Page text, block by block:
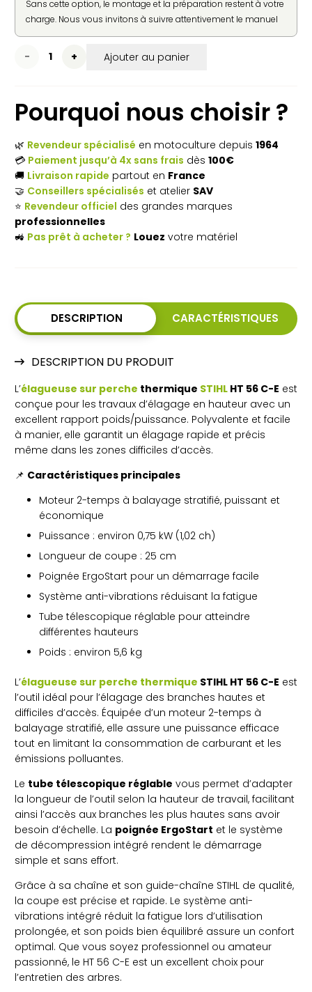
Sans cette option, le montage et la préparation restent à votre
charge. Nous vous invitons à suivre attentivement le manuel
d'utilisation fourni par le constructeur pour une mise en
service en toute sécurité.
quantité
Élagueuse
perche
thermique
STIHL
HT
Ajouter au panier
Pourquoi nous choisir ?
🌿 Revendeur spécialisé en motoculture depuis 1964
💳 Paiement jusqu’à 4x sans frais dès 100€
🚚 Livraison rapide partout en France
🤝 Conseillers spécialisés et atelier SAV
⭐ Revendeur officiel des grandes marques
professionnelles
🚜 Pas prêt à acheter ? Louez votre matériel
DESCRIPTION CARACTÉRISTIQUES
DESCRIPTION DU PRODUIT
L’élagueuse sur perche thermique STIHL HT 56 C-E est
conçue pour les travaux d’élagage en hauteur avec un
excellent rapport poids/puissance. Polyvalente et facile
à manier, elle garantit un élagage rapide et précis
même dans les zones difficiles d’accès.
📌 Caractéristiques principales
Moteur 2-temps à balayage stratifié, puissant et
économique
Puissance : environ 0,75 kW (1,02 ch)
Longueur de coupe : 25 cm
Poignée ErgoStart pour un démarrage facile
Système anti-vibrations réduisant la fatigue
Tube télescopique réglable pour atteindre
différentes hauteurs
Poids : environ 5,6 kg
L’élagueuse sur perche thermique STIHL HT 56 C-E est
l’outil idéal pour l’élagage des branches hautes et
difficiles d’accès. Équipée d’un moteur 2-temps à
balayage stratifié, elle assure une puissance efficace
tout en limitant la consommation de carburant et les
émissions polluantes.
Le tube télescopique réglable vous permet d’adapter
la longueur de l’outil selon la hauteur de travail, facilitant
ainsi l’accès aux branches les plus hautes sans avoir
besoin d’échelle. La poignée ErgoStart et le système
de décompression intégré rendent le démarrage
simple et sans effort.
Grâce à sa chaîne et son guide-chaîne STIHL de qualité,
la coupe est précise et rapide. Le système anti-
vibrations intégré réduit la fatigue lors d’utilisation
prolongée, et son poids bien équilibré assure un confort
optimal. Que vous soyez professionnel ou amateur
passionné, le HT 56 C-E est un excellent choix pour
l’entretien des arbres.